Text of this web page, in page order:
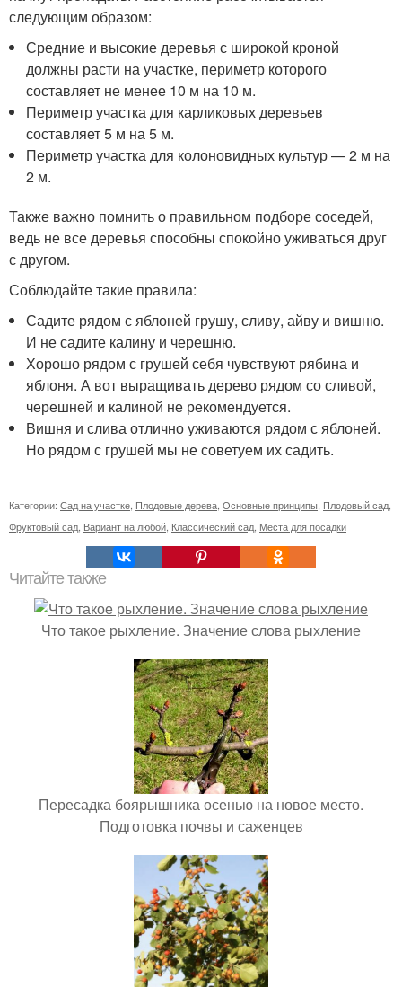
следующим образом:
Средние и высокие деревья с широкой кроной
должны расти на участке, периметр которого
составляет не менее 10 м на 10 м.
Периметр участка для карликовых деревьев
составляет 5 м на 5 м.
Периметр участка для колоновидных культур — 2 м на
2 м.
Также важно помнить о правильном подборе соседей,
ведь не все деревья способны спокойно уживаться друг
с другом.
Соблюдайте такие правила:
Садите рядом с яблоней грушу, сливу, айву и вишню.
И не садите калину и черешню.
Хорошо рядом с грушей себя чувствуют рябина и
яблоня. А вот выращивать дерево рядом со сливой,
черешней и калиной не рекомендуется.
Вишня и слива отлично уживаются рядом с яблоней.
Но рядом с грушей мы не советуем их садить.
Категории: Сад на участке Плодовые дерева Основные принципы Плодовый сад
Фруктовый сад Вариант на любой Классический сад Места для посадки
Читайте также
Что такое рыхление. Значение слова рыхление
Пересадка боярышника осенью на новое место.
Подготовка почвы и саженцев